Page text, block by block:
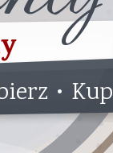
• Kup